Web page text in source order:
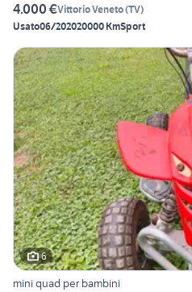
4.000 €Vittorio Veneto(TV)
Usato06/202020000 KmSport
6
mini quad per bambini